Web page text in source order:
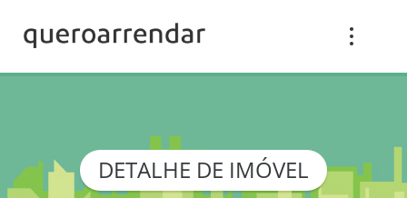
DETALHE DE IMÓVEL